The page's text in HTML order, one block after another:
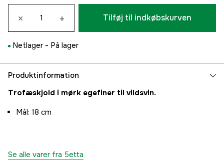
× + Tilføj til indkøbskurven
Netlager - På lager
Produktinformation
Trofæskjold i mørk egefiner til vildsvin.
Mål: 18 cm
Se alle varer fra 5etta